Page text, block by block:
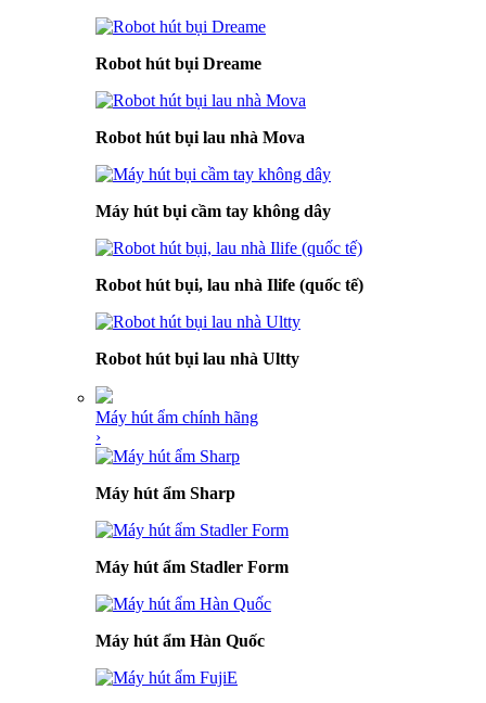
Robot hút bụi Dreame
Robot hút bụi lau nhà Mova
Máy hút bụi cầm tay không dây
Robot hút bụi, lau nhà Ilife (quốc tế)
Robot hút bụi lau nhà Ultty
Máy hút ẩm chính hãng
›
Máy hút ẩm Sharp
Máy hút ẩm Stadler Form
Máy hút ẩm Hàn Quốc